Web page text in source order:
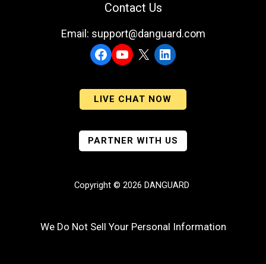
Contact Us
Email: support@danguard.com
Facebook
YouTubeLinkedIn
LIVE CHAT NOW
PARTNER WITH US
Copyright © 2026 DANGUARD
We Do Not Sell Your Personal Information